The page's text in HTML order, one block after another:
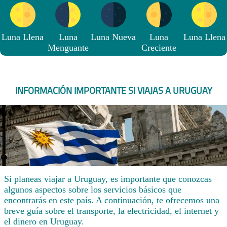
Luna Llena
Luna
Menguante
Luna Nueva
Luna
Creciente
Luna Llena
INFORMACIÓN IMPORTANTE SI VIAJAS A URUGUAY
Si planeas viajar a Uruguay, es importante que conozcas
algunos aspectos sobre los servicios básicos que
encontrarás en este país. A continuación, te ofrecemos una
breve guía sobre el transporte, la electricidad, el internet y
el dinero en Uruguay.